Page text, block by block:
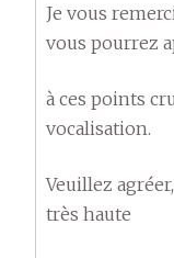
Je vous
vous pourrez
à ces points
vocalisation.
Veuillez
très haute